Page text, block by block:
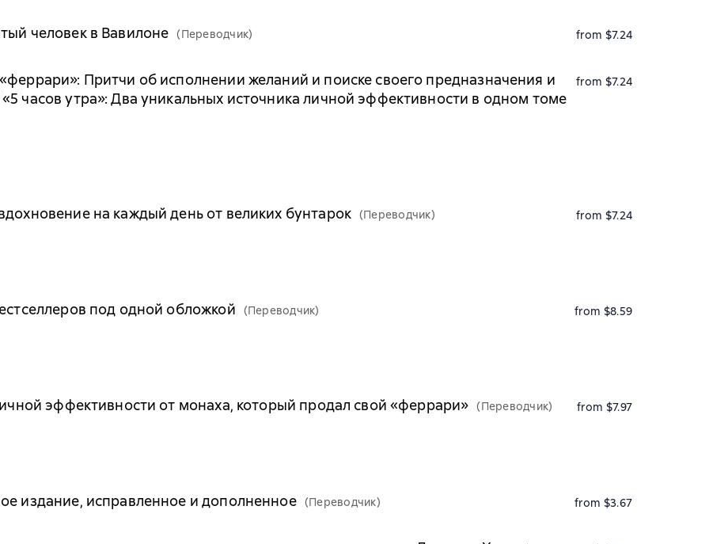
человек в Вавилоне (Переводчик)
from $7.24
Притчи об исполнении желаний и поиске своего предназначения и
часов утра»: Два уникальных источника личной эффективности в одном томе
from $7.24
на каждый день от великих бунтарок (Переводчик)
from $7.24
под одной обложкой
(Переводчик)
from $8.59
эффективности от монаха, который продал свой «феррари» (Переводчик)
from $7.97
издание, исправленное и дополненное (Переводчик)
from $3.67